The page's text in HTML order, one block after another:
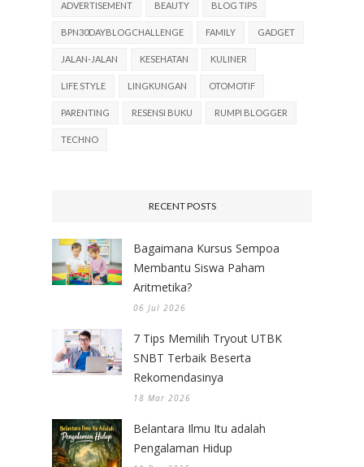
ADVERTISEMENT BEAUTY BLOG TIPS
BPN30DAYBLOGCHALLENGE FAMILY GADGET
JALAN-JALAN KESEHATAN KULINER
LIFE STYLE LINGKUNGAN OTOMOTIF
PARENTING RESENSI BUKU RUMPI BLOGGER
TECHNO
RECENT POSTS
Bagaimana Kursus Sempoa
Membantu Siswa Paham
Aritmetika?
06 Jul 2026
7 Tips Memilih Tryout UTBK
SNBT Terbaik Beserta
Rekomendasinya
18 Mar 2026
Belantara Ilmu Itu adalah
Pengalaman Hidup